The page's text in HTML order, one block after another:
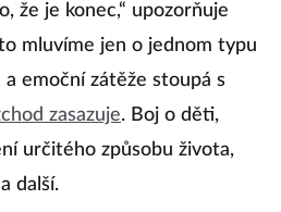
že je konec,“ upozorňuje
mluvíme jen o jednom typu
emoční zátěže stoupá s
zasazuje. Boj o děti,
určitého způsobu života,
další.